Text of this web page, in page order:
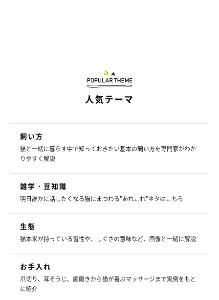
人気テーマ
飼い方
猫と一緒に暮らす中で知っておきたい基本の飼い方を専門家がわか
りやすく解説
雑学・豆知識
明日誰かに話したくなる猫にまつわる”あれこれ”ネタはこちら
生態
猫本来が持っている習性や、しぐさの意味など、画像と一緒に解説
お手入れ
爪切り、耳そうじ、歯磨きから猫が喜ぶマッサージまで実例をもと
に紹介